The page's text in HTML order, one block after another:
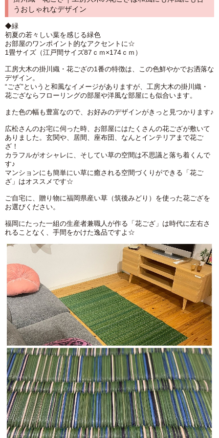
うおしゃれなデザイン
◆緑
初夏の若々しい葉を感じる緑色
お部屋のワンポイント的なアクセントに☆
1畳サイズ（江戸間サイズ87ｃｍ×174ｃｍ）
工房大木の掛川織・花ござの1番の特徴は、この色鮮やかでお洒落な
デザイン。
“ござ”というと和風なイメージがありますが、工房大木の掛川織・
花ござならフローリングの部屋や洋風な部屋にも似合います。
また色の幅も豊富なので、お好みのデザインがきっと見つかります♪
広松さんのお宅に伺った時、お部屋にはたくさんの花ござが敷いて
ありました。玄関や、居間、座布団、なんとインテリアまで花ご
ざ！
カラフルがオシャレに、そしてい草の空間は不思議と落ち着くんで
す♪
マンションにも簡単にい草に癒される空間づくりができる「花ご
ざ」はオススメです☆
ご自宅に、贈り物に福岡県産い草（筑後みどり）を使った花ござを
お選びください。
福岡にたった一組の生産者兼職人が作る「花ござ」は時代に左右さ
れることなく、手間をかけた逸品ですよ☆